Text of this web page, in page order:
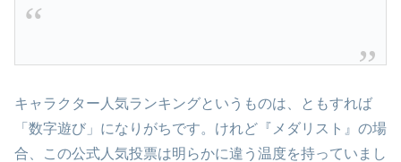
キャラクター人気ランキングというものは、ともすれば
「数字遊び」になりがちです。けれど『メダリスト』の場
合、この公式人気投票は明らかに違う温度を持っていまし